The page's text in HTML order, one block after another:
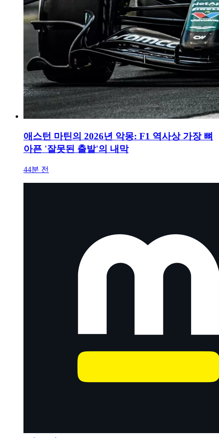
애스턴 마틴의 2026년 악몽: F1 역사상 가장 뼈
아픈 '잘못된 출발'의 내막
44분 전